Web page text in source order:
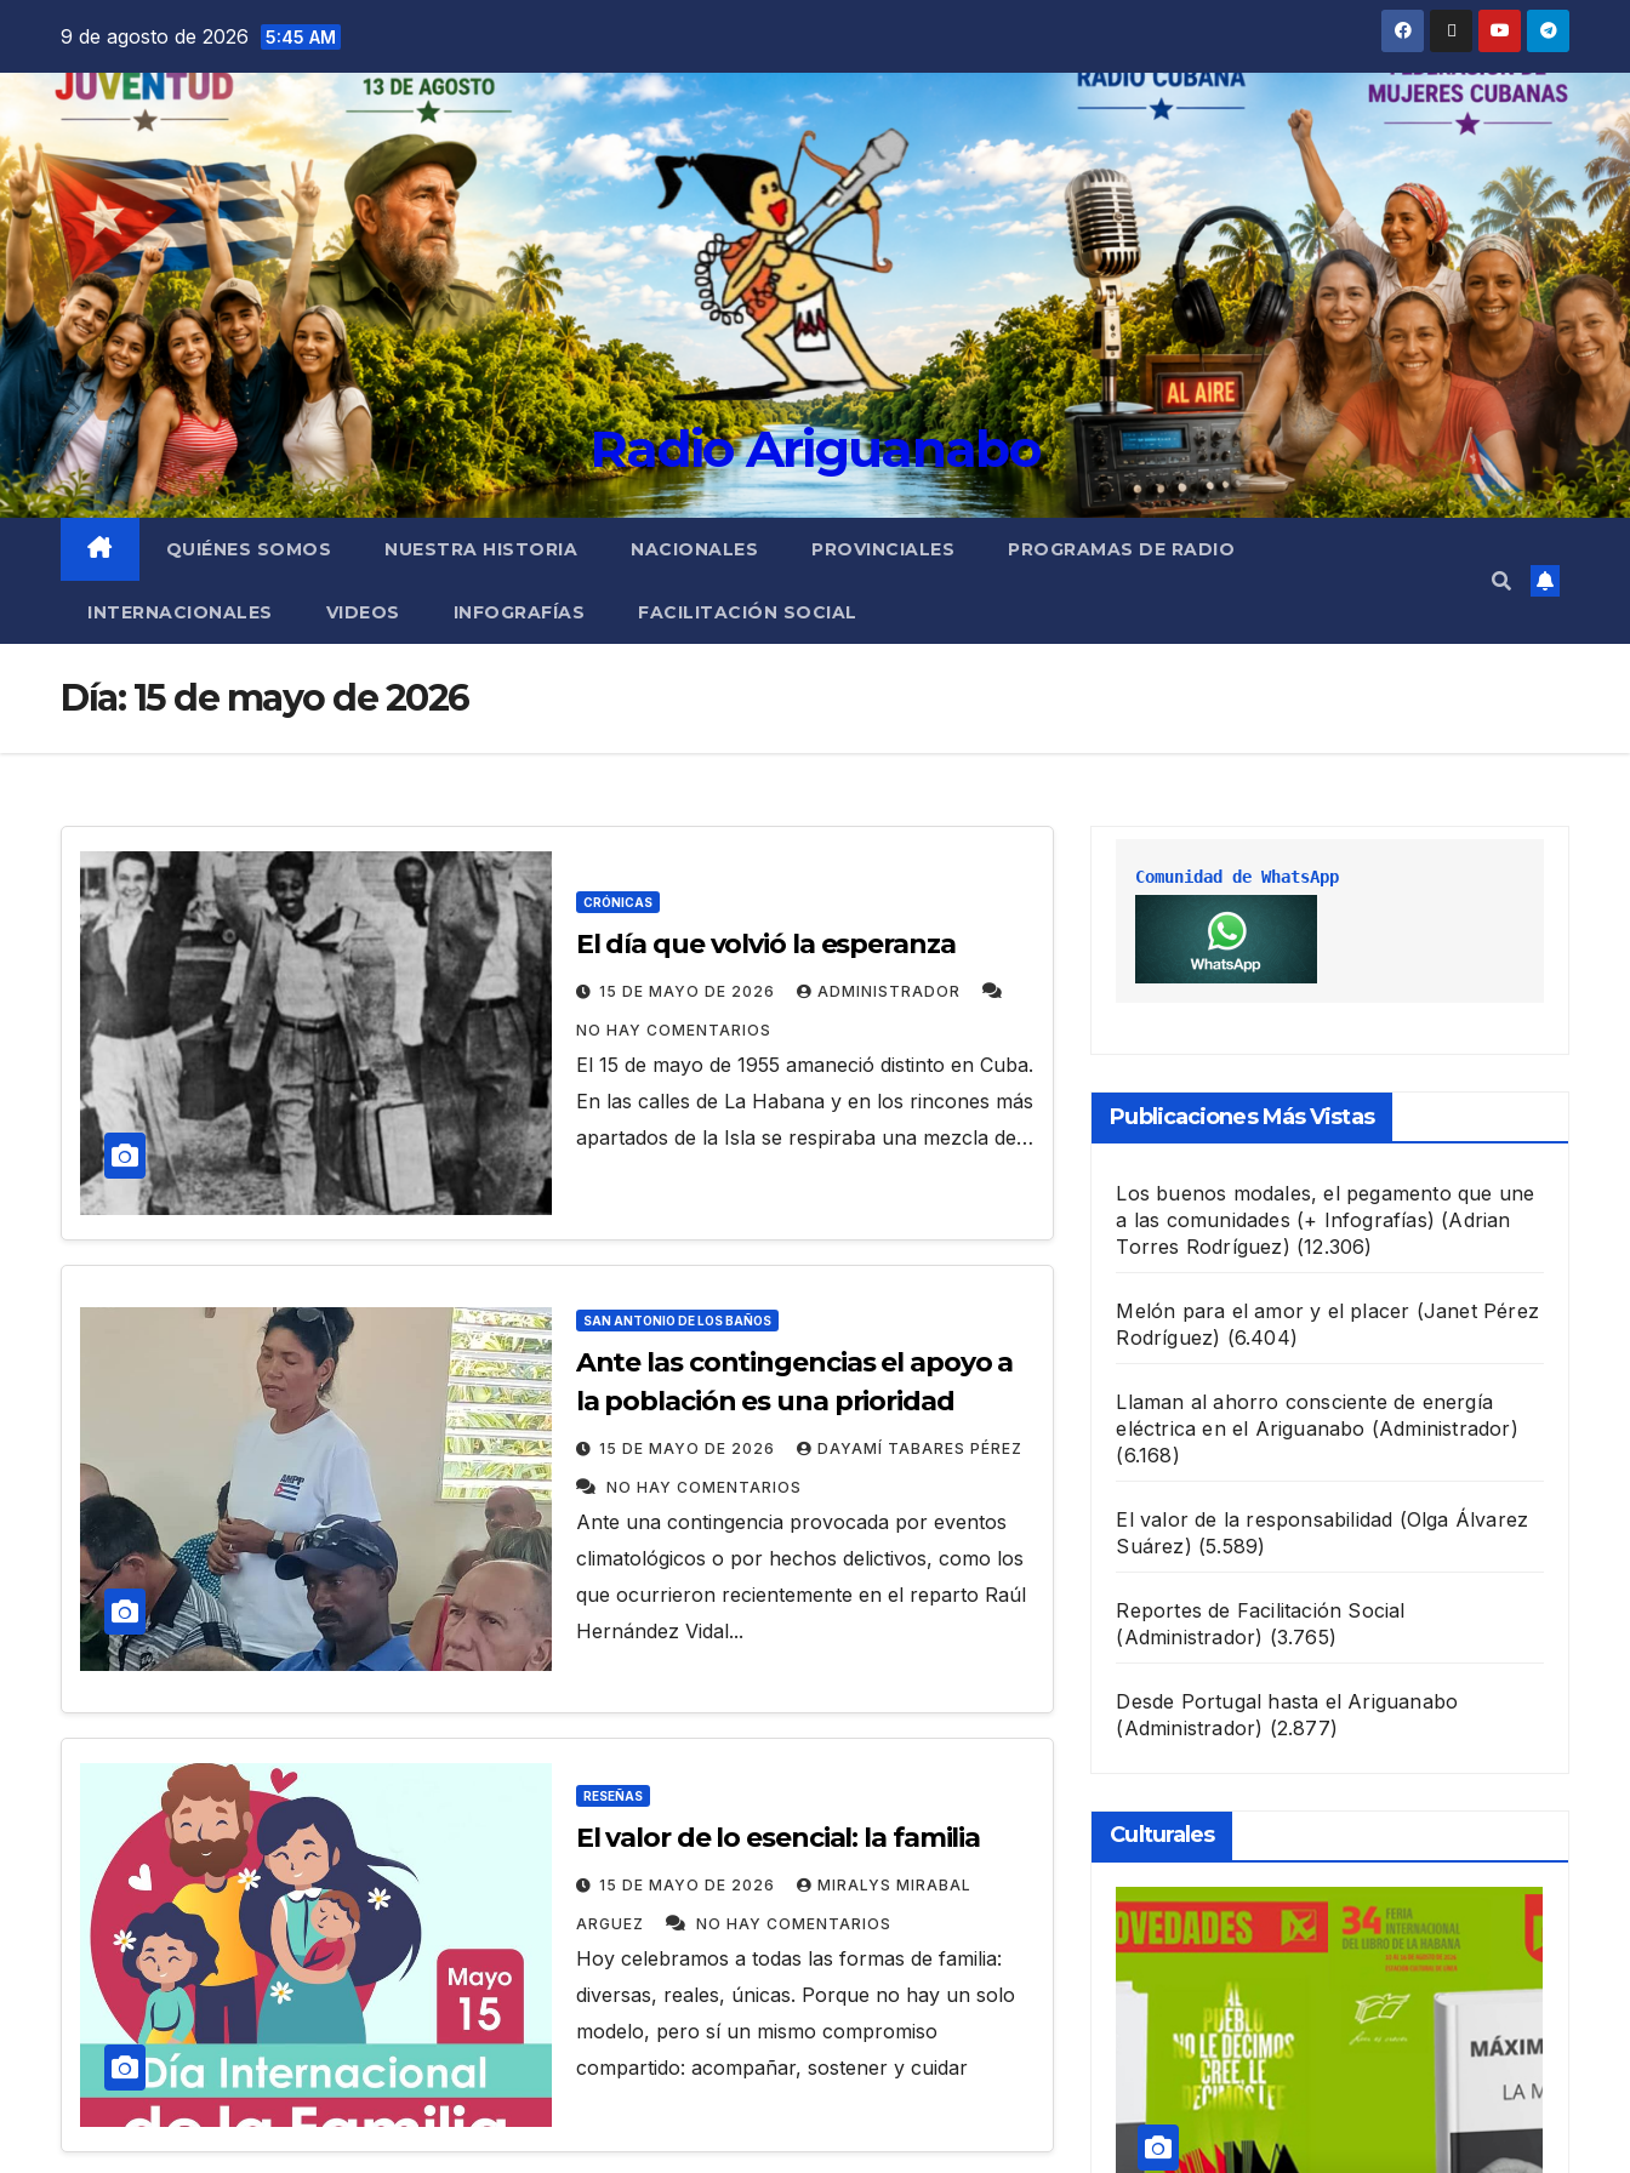
9 de agosto de 2026 5:45 AM
Radio Ariguanabo
QUIÉNES SOMOS NUESTRA HISTORIA NACIONALES PROVINCIALES PROGRAMAS DE RADIO
INTERNACIONALES VIDEOS INFOGRAFÍAS FACILITACIÓN SOCIAL
Día:15 de mayo de 2026
CRÓNICAS
El día que volvió la esperanza
15 DE MAYO DE 2026 ADMINISTRADOR
NO HAY COMENTARIOS
El 15 de mayo de 1955 amaneció distinto en Cuba.
En las calles de La Habana y en los rincones más
apartados de la Isla se respiraba una mezcla de…
SAN ANTONIO DE LOS BAÑOS
Ante las contingencias el apoyo a
la población es una prioridad
15 DE MAYO DE 2026 DAYAMÍ TABARES PÉREZ
NO HAY COMENTARIOS
Ante una contingencia provocada por eventos
climatológicos o por hechos delictivos, como los
que ocurrieron recientemente en el reparto Raúl
Hernández Vidal...
RESEÑAS
El valor de lo esencial: la familia
15 DE MAYO DE 2026 MIRALYS MIRABAL
ARGUEZ NO HAY COMENTARIOS
Hoy celebramos a todas las formas de familia:
diversas, reales, únicas. Porque no hay un solo
modelo, pero sí un mismo compromiso
compartido: acompañar, sostener y cuidar
Comunidad de WhatsApp
Publicaciones Más Vistas
Los buenos modales, el pegamento que une
a las comunidades (+ Infografías) (Adrian
Torres Rodríguez) (12.306)
Melón para el amor y el placer (Janet Pérez
Rodríguez) (6.404)
Llaman al ahorro consciente de energía
eléctrica en el Ariguanabo (Administrador)
(6.168)
El valor de la responsabilidad (Olga Álvarez
Suárez) (5.589)
Reportes de Facilitación Social
(Administrador) (3.765)
Desde Portugal hasta el Ariguanabo
(Administrador) (2.877)
Culturales